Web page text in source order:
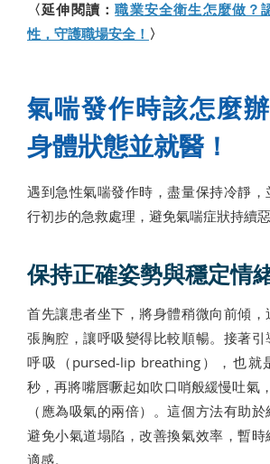
〈延伸閱讀：職業安全衛生怎麼做？
性，守護職場安全！ 〉
氣喘發作時該怎麼
身體狀態並就醫！
遇到急性氣喘發作時，盡量保持冷靜
行初步的急救處理，避免氣喘症狀持續惡
保持正確姿勢與穩定情
首先讓患者坐下，將身體稍微向前傾
張胸腔，讓呼吸變得比較順暢。接著
呼吸（pursed-lip breathing），也就
秒，再將嘴唇噘起如吹口哨般緩慢吐氣
（應為吸氣的兩倍）。這個方法有助於
避免小氣道塌陷，改善換氣效率，暫
適感。